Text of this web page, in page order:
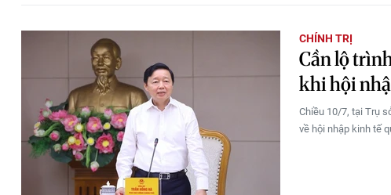
CHÍNH TRỊ
Cần lộ
khi hội
Chiều 10/7, tại Trụ
về hội nhập kinh tế